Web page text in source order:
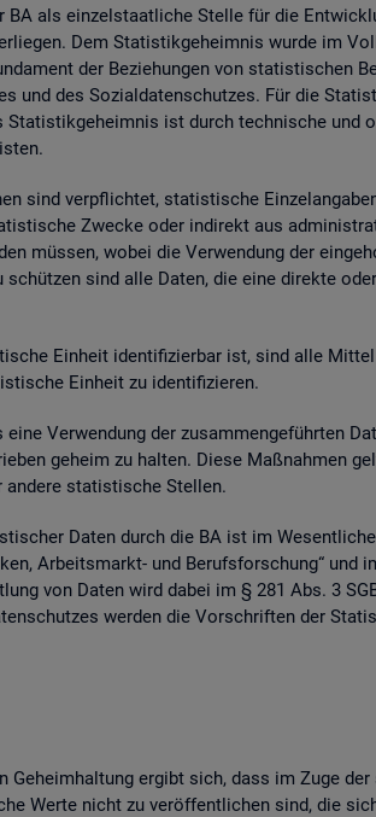
als ein­zel­staat­li­che Stel­le für die
Dem Sta­tis­tik­ge­heim­nis wurde im
der Be­zie­hun­gen von sta­tis­ti­schen
und des So­zi­al­da­ten­schut­zes. Für die
ist durch tech­ni­sche und
sind ver­pflich­tet, sta­tis­ti­sche
Zwe­cke oder in­di­rekt aus
müs­sen, wobei die Ver­wen­dung der
sind alle Daten, die eine di­rek­te
Ein­heit iden­ti­fi­zier­bar ist, sind alle
Ein­heit zu iden­ti­fi­zie­ren.
Ver­wen­dung der zu­sam­men­ge­führ­ten
ge­heim zu hal­ten. Diese Maß­nah­men
sta­tis­ti­sche Stel­len.
Daten durch die BA ist im
Ar­beits­markt- und Be­rufs­for­schung“ und
von Daten wird dabei im § 281 Abs. 3
wer­den die Vor­schrif­ten der
er­gibt sich, dass im Zuge
Werte nicht zu ver­öf­fent­li­chen sind, die